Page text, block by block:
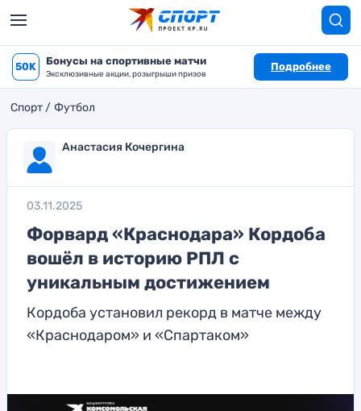
50K Бонусы на спортивные матчи
Эксклюзивные акции, розыгрыши призов
Подробнее
Спорт Футбол
Анастасия Кочергина
03.11.2025
Форвард «Краснодара» Кордоба
вошёл в историю РПЛ с
уникальным достижением
Кордоба установил рекорд в матче между
«Краснодаром» и «Спартаком»